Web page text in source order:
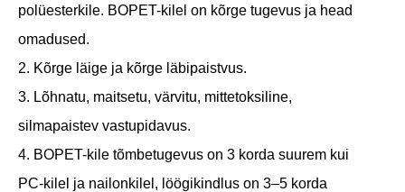
polüesterkile. BOPET-kilel on kõrge tugevus ja head
omadused.
2. Kõrge läige ja kõrge läbipaistvus.
3. Lõhnatu, maitsetu, värvitu, mittetoksiline,
silmapaistev vastupidavus.
4. BOPET-kile tõmbetugevus on 3 korda suurem kui
PC-kilel ja nailonkilel, löögikindlus on 3–5 korda